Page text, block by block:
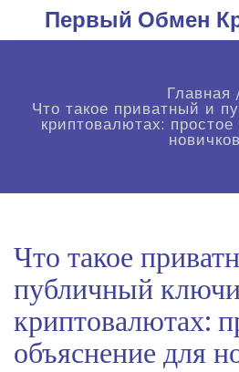
Первый Обмен
Главная
Что такое приватный и
криптовалютах:
новичков
Что такое
публичный
криптовалютах:
объяснение для